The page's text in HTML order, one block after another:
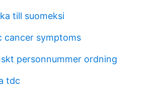
till suomeksi
cancer symptoms
personnummer ordning
tdc